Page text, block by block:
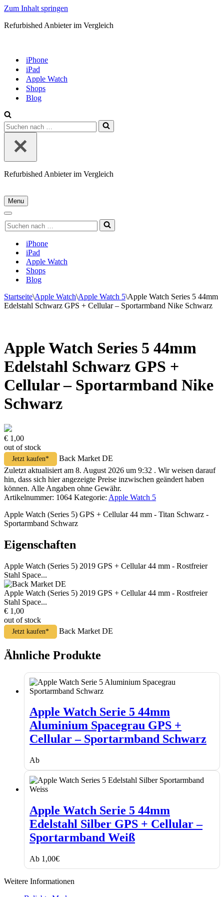
Zum Inhalt springen
Refurbished Anbieter im Vergleich
iPhone
iPad
Apple Watch
Shops
Blog
Suchen
nach …
Refurbished Anbieter im Vergleich
Menu
Navigationsmenü
Navigationsmenü
Suchen
nach …
iPhone
iPad
Apple Watch
Shops
Blog
Startseite\Apple Watch\Apple Watch 5\Apple Watch Series 5 44mm
Edelstahl Schwarz GPS + Cellular – Sportarmband Nike Schwarz
Apple Watch Series 5 44mm
Edelstahl Schwarz GPS +
Cellular – Sportarmband Nike
Schwarz
€ 1,00
out of stock
Jetzt kaufen*
Back Market DE
Zuletzt aktualisiert am 8. August 2026 um 9:32 . Wir weisen darauf
hin, dass sich hier angezeigte Preise inzwischen geändert haben
können. Alle Angaben ohne Gewähr.
Artikelnummer: 1064 Kategorie: Apple Watch 5
Apple Watch (Series 5) GPS + Cellular 44 mm - Titan Schwarz -
Sportarmband Schwarz
Eigenschaften
Apple Watch (Series 5) 2019 GPS + Cellular 44 mm - Rostfreier
Stahl Space...
Apple Watch (Series 5) 2019 GPS + Cellular 44 mm - Rostfreier
Stahl Space...
€ 1,00
out of stock
Jetzt kaufen* Back Market DE
Ähnliche Produkte
Watch
Serie
5
44mm
Aluminium
GPS
+
Cellular
–
Schwarz
Apple Watch Serie 5 44mm
Aluminium Spacegrau GPS +
Cellular – Sportarmband Schwarz
Ab
Watch
Serie
5
44mm
Edelstahl
GPS
+
Cellular
Apple Watch Serie 5 44mm
Edelstahl Silber GPS + Cellular –
Sportarmband Weiß
Ab 1,00€
Weitere Informationen